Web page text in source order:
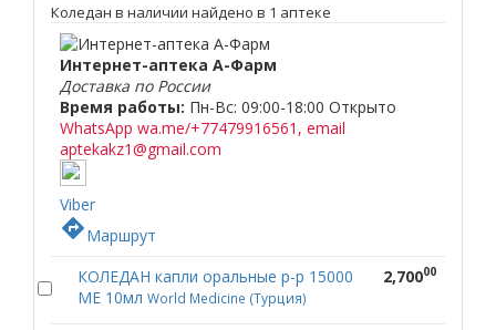
Коледан в наличии найдено в 1 аптеке
Интернет-аптека А-Фарм
Доставка по России
Время работы: Пн-Вс: 09:00-18:00 Открыто
WhatsApp wa.me/+77479916561, email
aptekakz1@gmail.com
Viber
directionsМаршрут
КОЛЕДАН капли оральные р-р 15000
МЕ 10мл World Medicine (Турция)
2,70000